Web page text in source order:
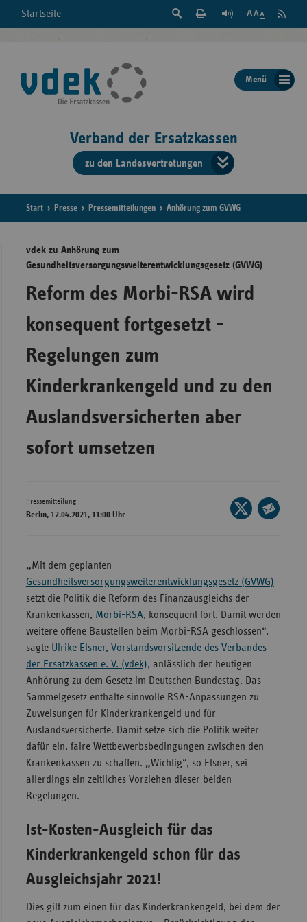
Startseite
Suche
der
Seite
Feed
Menü
Verband der Ersatzkassen
zu den Landesvertretungen
der
Start Presse Pressemitteilungen Anhörung zum GVWG
vdek zu Anhörung zum
Gesundheitsversorgungsweiterentwicklungsgesetz (GVWG)
Reform des Morbi-RSA wird
konsequent fortgesetzt -
Regelungen zum
Kinderkrankengeld und zu den
Auslandsversicherten aber
sofort umsetzen
Pressemitteilung
Berlin, 12.04.2021, 11:00 Uhr
Seite
auf
Mail
„Mit dem geplanten
Gesundheitsversorgungsweiterentwicklungsgesetz (GVWG)
setzt die Politik die Reform des Finanzausgleichs der
Krankenkassen, Morbi-RSA, konsequent fort. Damit werden
weitere offene Baustellen beim Morbi-RSA geschlossen“,
sagte Ulrike Elsner, Vorstandsvorsitzende des Verbandes
der Ersatzkassen e. V. (vdek), anlässlich der heutigen
Anhörung zu dem Gesetz im Deutschen Bundestag. Das
Sammelgesetz enthalte sinnvolle RSA-Anpassungen zu
Zuweisungen für Kinderkrankengeld und für
Auslandsversicherte. Damit setze sich die Politik weiter
dafür ein, faire Wettbewerbsbedingungen zwischen den
Krankenkassen zu schaffen. „Wichtig“, so Elsner, sei
allerdings ein zeitliches Vorziehen dieser beiden
Regelungen.
Ist-Kosten-Ausgleich für das
Kinderkrankengeld schon für das
Ausgleichsjahr 2021!
Dies gilt zum einen für das Kinderkrankengeld, bei dem der